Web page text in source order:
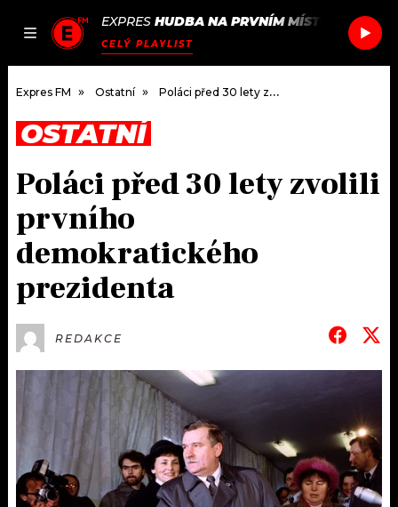
JAK
SEZNAM.CZ
EXPRES HUDBA NA PRVNÍM MÍSTĚ
CELÝ PLAYLIST
DOMŮ
ČLÁNKY
HUDBA
ROZHOVORY
VIP
PODCASTY
JAK NALADIT
RÁDIO
APLIKACE
PROGRAM
PLAYLIST
JAK NALADIT
SOUTĚŽE
Expres FM Ostatní Poláci před 30 lety zvolili prvního demokratického prezidenta
OSTATNÍ
Poláci před 30 lety zvolili
prvního
demokratického
prezidenta
REDAKCE